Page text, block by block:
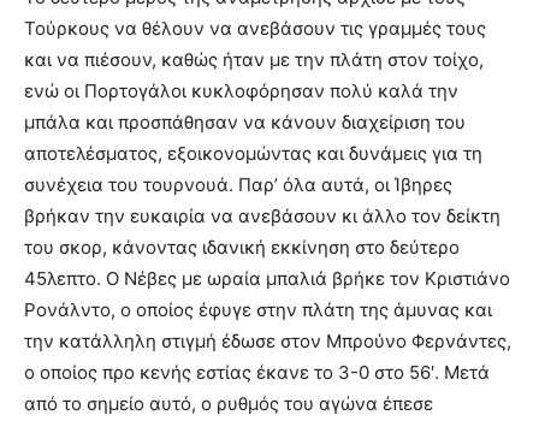
Τούρκους να θέλουν να ανεβάσουν τις γραμμές τους
και να πιέσουν, καθώς ήταν με την πλάτη στον τοίχο,
ενώ οι Πορτογάλοι κυκλοφόρησαν πολύ καλά την
μπάλα και προσπάθησαν να κάνουν διαχείριση του
αποτελέσματος, εξοικονομώντας και δυνάμεις για τη
συνέχεια του τουρνουά. Παρ’ όλα αυτά, οι Ίβηρες
βρήκαν την ευκαιρία να ανεβάσουν κι άλλο τον δείκτη
του σκορ, κάνοντας ιδανική εκκίνηση στο δεύτερο
45λεπτο. Ο Νέβες με ωραία μπαλιά βρήκε τον Κριστιάνο
Ρονάλντο, ο οποίος έφυγε στην πλάτη της άμυνας και
την κατάλληλη στιγμή έδωσε στον Μπρούνο Φερνάντες,
ο οποίος προ κενής εστίας έκανε το 3-0 στο 56′. Μετά
από το σημείο αυτό, ο ρυθμός του αγώνα έπεσε